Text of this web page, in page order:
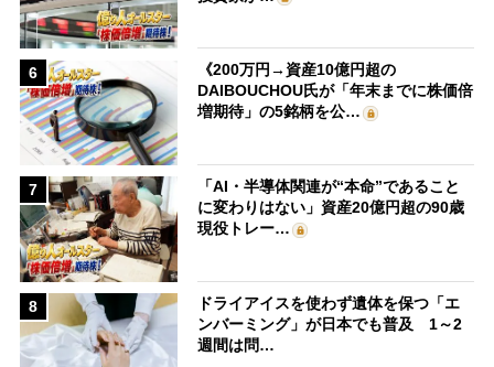
6
《200万円→資産10億円超の
DAIBOUCHOU氏が「年末までに株価倍
増期待」の5銘柄を公…
7
「AI・半導体関連が“本命”であること
に変わりはない」資産20億円超の90歳
現役トレー…
8
ドライアイスを使わず遺体を保つ「エ
ンバーミング」が日本でも普及 1～2
週間は問…